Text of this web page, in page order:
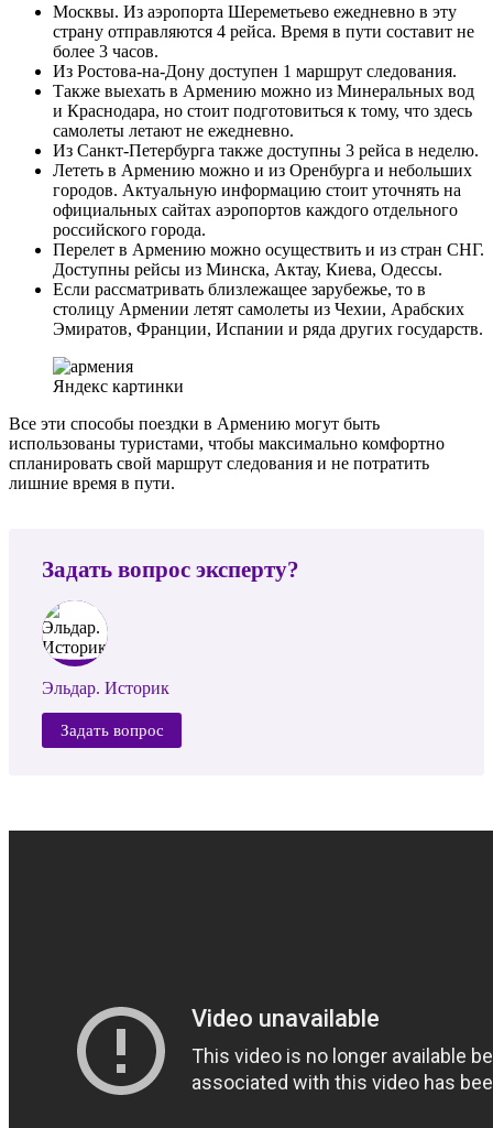
Москвы. Из аэропорта Шереметьево ежедневно в эту
страну отправляются 4 рейса. Время в пути составит не
более 3 часов.
Из Ростова-на-Дону доступен 1 маршрут следования.
Также выехать в Армению можно из Минеральных вод
и Краснодара, но стоит подготовиться к тому, что здесь
самолеты летают не ежедневно.
Из Санкт-Петербурга также доступны 3 рейса в неделю.
Лететь в Армению можно и из Оренбурга и небольших
городов. Актуальную информацию стоит уточнять на
официальных сайтах аэропортов каждого отдельного
российского города.
Перелет в Армению можно осуществить и из стран СНГ.
Доступны рейсы из Минска, Актау, Киева, Одессы.
Если рассматривать близлежащее зарубежье, то в
столицу Армении летят самолеты из Чехии, Арабских
Эмиратов, Франции, Испании и ряда других государств.
Яндекс картинки
Все эти способы поездки в Армению могут быть
использованы туристами, чтобы максимально комфортно
спланировать свой маршрут следования и не потратить
лишние время в пути.
Задать вопрос эксперту?
Эльдар. Историк
Задать вопрос